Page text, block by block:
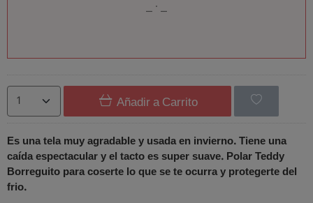
Añadir a Carrito
Es una tela muy agradable y usada en invierno. Tiene una
caída espectacular y el tacto es super suave. Polar Teddy
Borreguito para coserte lo que se te ocurra y protegerte del
frio.